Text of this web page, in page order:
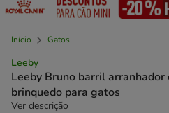
Início Gatos
Leeby
Leeby Bruno barril arranhador
brinquedo para gatos
Ver descrição